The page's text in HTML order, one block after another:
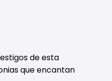
de esta
que encantan